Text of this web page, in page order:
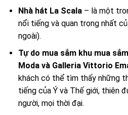
Nhà hát La Scala– là một
nổi tiếng và quan trọng nhất
ngoài).
Tự do mua sắm khu mua
Moda và Galleria Vittorio
khách có thể tìm thấy những
tiếng của Ý và Thế giới, thiên
người, mọi thời đại.